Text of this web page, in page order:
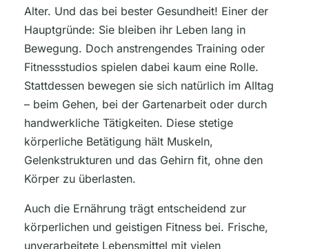
Alter. Und das bei bester Gesundheit! Einer der
Hauptgründe: Sie bleiben ihr Leben lang in
Bewegung. Doch anstrengendes Training oder
Fitnessstudios spielen dabei kaum eine Rolle.
Stattdessen bewegen sie sich natürlich im Alltag
– beim Gehen, bei der Gartenarbeit oder durch
handwerkliche Tätigkeiten. Diese stetige
körperliche Betätigung hält Muskeln,
Gelenkstrukturen und das Gehirn fit, ohne den
Körper zu überlasten.
Auch die Ernährung trägt entscheidend zur
körperlichen und geistigen Fitness bei. Frische,
unverarbeitete Lebensmittel mit vielen